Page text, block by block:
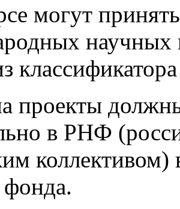
могут
научных
проекты
в РНФ
коллективом)